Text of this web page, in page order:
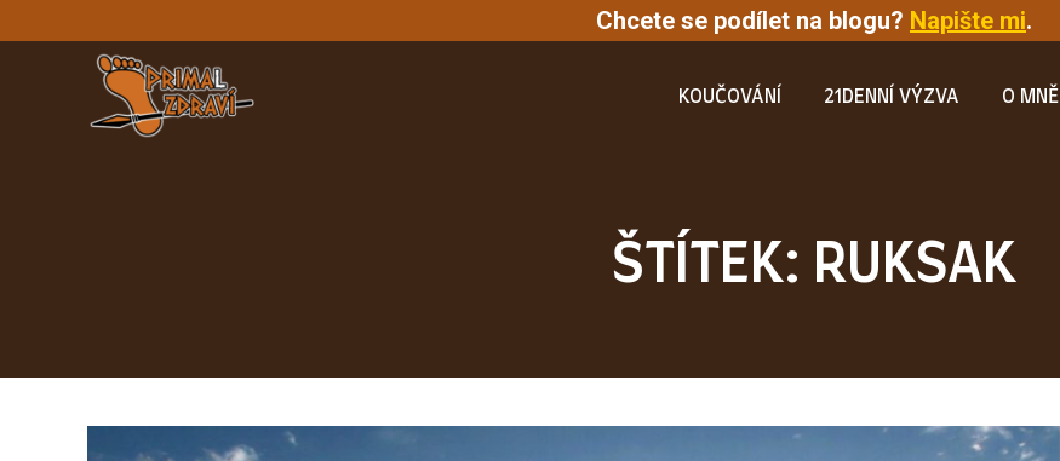
Chcete se podílet na blogu? Napište mi.
KOUČOVÁNÍ 21DENNÍ VÝZVA O MNĚ
ŠTÍTEK: RUKSAK